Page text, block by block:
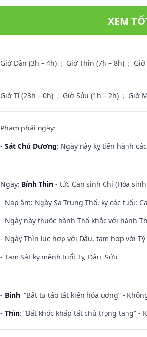
XEM
Giờ Dần (3h – 4h) ; Giờ Thìn (7h – 8h) ; Giờ
Giờ Tí (23h – 0h) ; Giờ Sửu (1h – 2h) ; Giờ
Phạm phải ngày:
- Sát Chủ Dương: Ngày này kỵ tiến hành
Ngày: Bính Thìn - tức Can sinh Chi (Hỏa
- Nạp âm: Ngày Sa Trung Thổ, kỵ các tuổi:
- Ngày này thuộc hành Thổ khắc với hành
- Ngày Thìn lục hợp với Dậu, tam hợp với
- Tam Sát kỵ mệnh tuổi Tỵ, Dậu, Sửu.
- Bính: “Bất tu táo tất kiến hỏa ương” -
- Thìn: “Bất khốc khấp tất chủ trọng tang”